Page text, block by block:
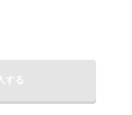
する